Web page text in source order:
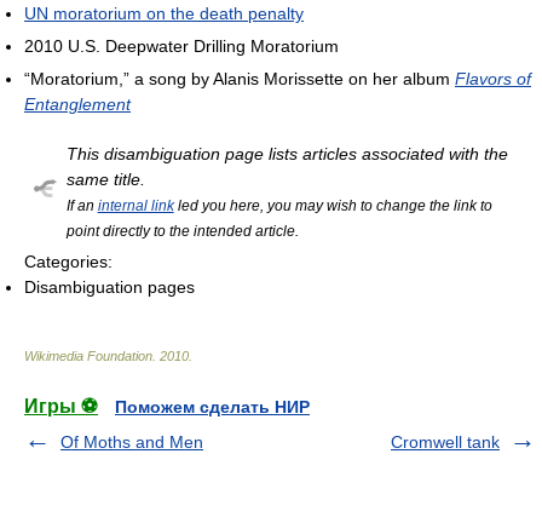
UN moratorium on the death penalty
2010 U.S. Deepwater Drilling Moratorium
“Moratorium,” a song by Alanis Morissette on her album Flavors of
Entanglement
This disambiguation page lists articles associated with the
same title.
If an internal linkled you here, you may wish to change the link to
point directly to the intended article.
Categories:
Disambiguation pages
Wikimedia Foundation 2010
Игры ⚽
Поможем сделать НИР
Of Moths and Men
Cromwell tank